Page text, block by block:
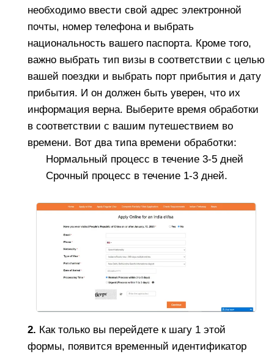
необходимо ввести свой адрес электронной
почты, номер телефона и выбрать
национальность вашего паспорта. Кроме того,
важно выбрать тип визы в соответствии с целью
вашей поездки и выбрать порт прибытия и дату
прибытия. И он должен быть уверен, что их
информация верна. Выберите время обработки
в соответствии с вашим путешествием во
времени. Вот два типа времени обработки:
Нормальный процесс в течение 3-5 дней
Срочный процесс в течение 1-3 дней.
2. Как только вы перейдете к шагу 1 этой
формы, появится временный идентификатор